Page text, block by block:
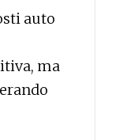
auto
ma